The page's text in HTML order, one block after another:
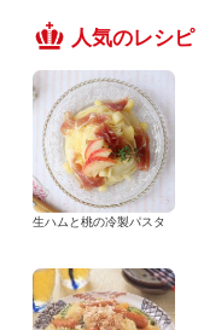
人気のレシピ
生ハムと桃の冷製パスタ